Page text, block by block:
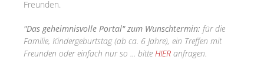
Freunden.
"Das geheimnisvolle Portal" zum Wunschtermin: für die
Familie, Kindergeburtstag (ab ca. 6 Jahre), ein Treffen mit
Freunden oder einfach nur so ... bitte HIER anfragen.